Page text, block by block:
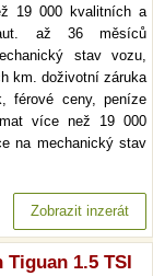
19 000 kvalitních a
aut. až 36 měsíců
stav vozu,
km. doživotní záruka
férové ceny, peníze
více než 19 000
na mechanický stav
Zobrazit inzerát
1.5 TSI